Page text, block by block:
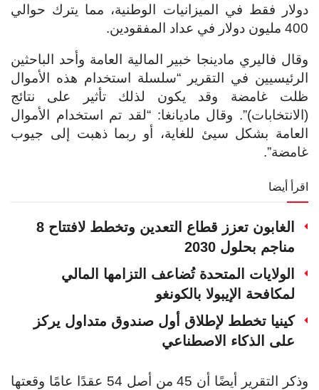
دولار فقط في الميزانيات الوطنية، مما يترك حوالي
400 مليون دولار في عداد المفقودين.
وقال فاليري مادينجا خبير المالية العامة وأحد الباحثين
الرئيسيين في التقرير “سلسلة استخدام هذه الأموال
ظلت غامضة وقد يكون لذلك تأثير على نتائج
(الانتخابات)”. وقال ماديانغا: “لقد تم استخدام الأموال
العامة بشكل سيئ للغاية، أو ربما ذهبت إلى جيوب
غامضة”.
اقرأ أيضا
الغابون تعزز قطاع التعدين وتخطط لافتتاح 8
مناجم بحلول 2030
الولايات المتحدة تُضاعف التزامها المالي
لمكافحة الإيبولا بالكونغو
كينيا تخطط لإطلاق أول صندوق متداول يركز
على الذكاء الاصطناعي
وذكر التقرير أيضًا أن 45 من أصل 54 عقدًا عامًا وقعتها